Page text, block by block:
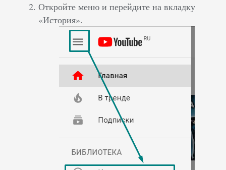
Откройте меню и перейдите на вкладку
«История».